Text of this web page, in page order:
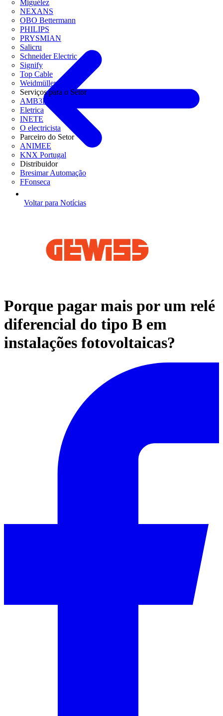
Miguélez
NEXANS
OBO Bettermann
PHILIPS
PRYSMIAN
Salicru
Schneider Electric
Signify
Top Cable
Weidmüller
Serviços para o Setor
AMB3E
Eletrica
INETE
O electricista
Parceiro do Setor
ANIMEE
KNX Portugal
Distribuidor
Bresimar Automação
FFonseca
Voltar para Notícias
Porque pagar mais por um relé
diferencial do tipo B em
instalações fotovoltaicas?